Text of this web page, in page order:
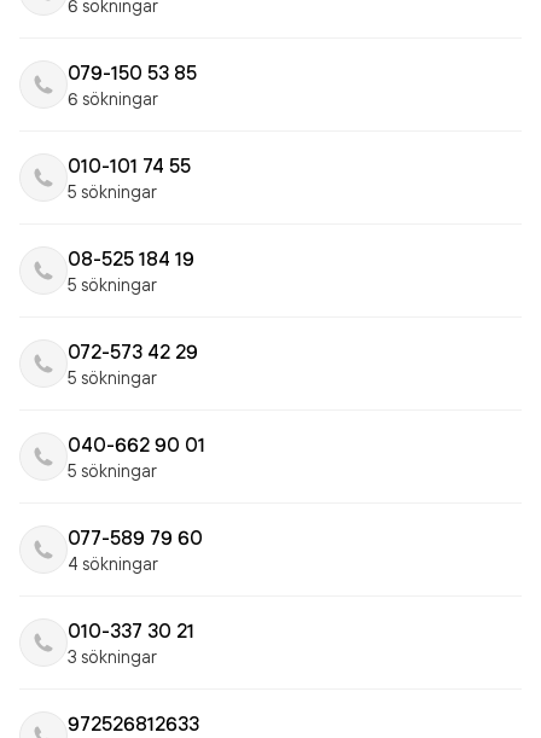
6 sökningar
079-150 53 85
6 sökningar
010-101 74 55
5 sökningar
08-525 184 19
5 sökningar
072-573 42 29
5 sökningar
040-662 90 01
5 sökningar
077-589 79 60
4 sökningar
010-337 30 21
3 sökningar
972526812633